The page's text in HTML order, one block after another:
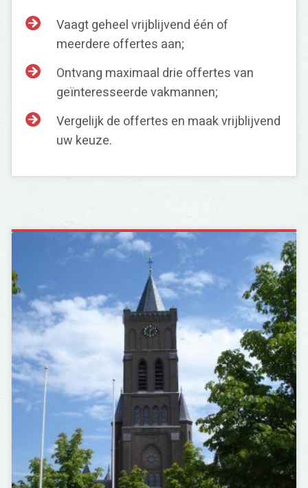
Vaagt geheel vrijblijvend één of
meerdere offertes aan;
Ontvang maximaal drie offertes van
geïnteresseerde vakmannen;
Vergelijk de offertes en maak vrijblijvend
uw keuze.